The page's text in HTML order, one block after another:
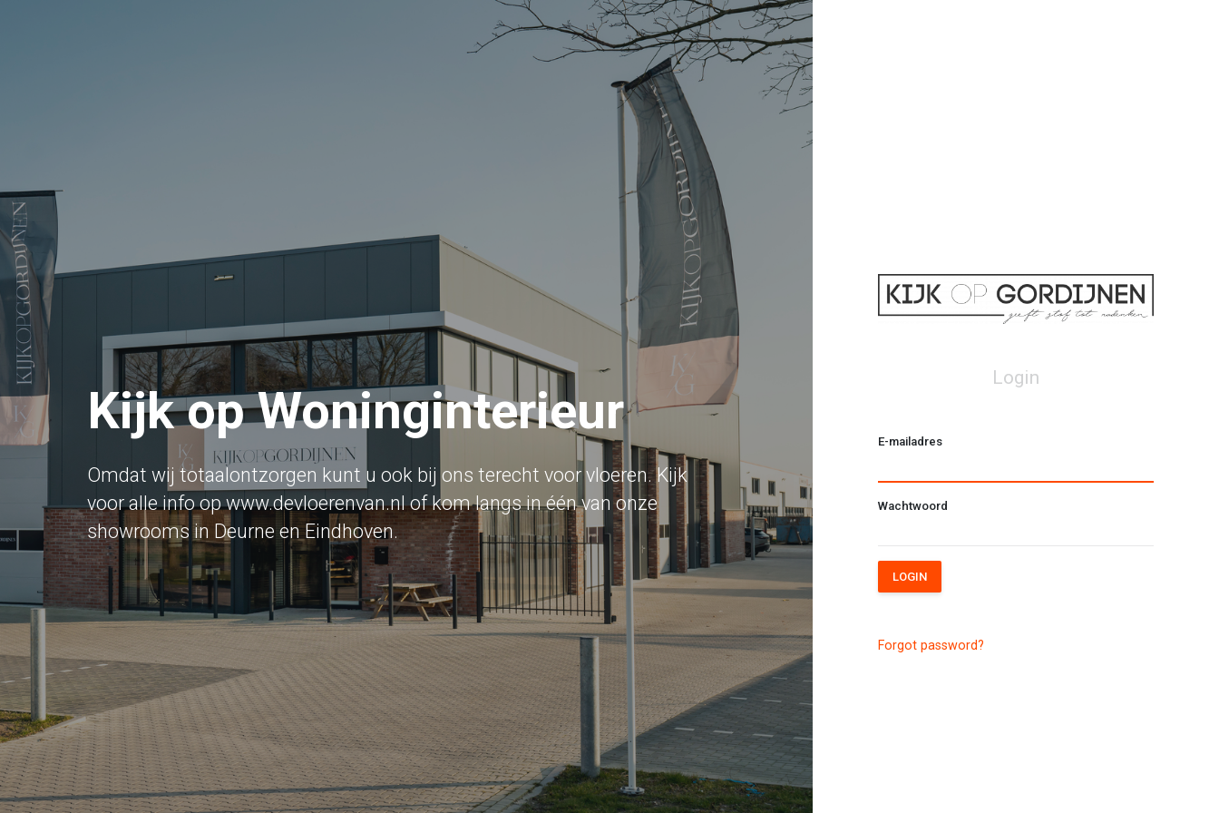
Kijk op Woninginterieur
Omdat wij totaalontzorgen kunt u ook bij ons terecht voor vloeren. Kijk
voor alle info op www.devloerenvan.nl of kom langs in één van onze
showrooms in Deurne en Eindhoven.
Login
E-mailadres
Wachtwoord
LOGIN
Forgot password?